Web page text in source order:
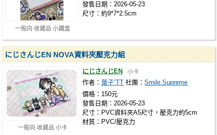
一般向 收藏品 小鐵盒
發售日期：2026-05-23
尺寸：約9*7*2.5cm
一般向 收藏品 小卡
にじさんじEN NOVA資料夾壓克力組
にじさんじEN 小卡
作者：葉子ˇTT 社團：Smile.Supreme
價格：150元
發售日期：2026-05-23
尺寸：PVC資料夾A5尺寸，壓克力約5cm
材質：PVC/壓克力